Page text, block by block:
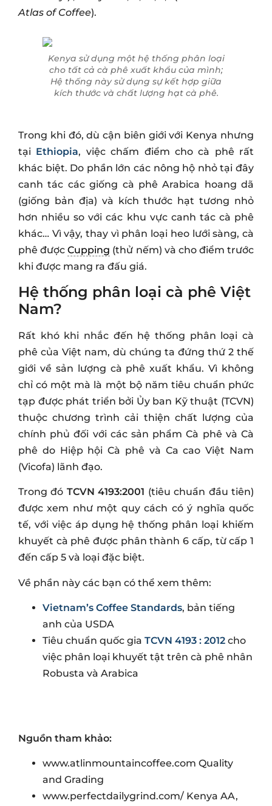
Atlas of Coffee).
Kenya sử dụng một hệ thống phân loại
cho tất cả cà phê xuất khẩu của mình;
Hệ thống này sử dụng sự kết hợp giữa
kích thước và chất lượng hạt cà phê.
Trong khi đó, dù cận biên giới với Kenya nhưng
tại Ethiopia, việc chấm điểm cho cà phê rất
khác biệt. Do phần lớn các nông hộ nhỏ tại đây
canh tác các giống cà phê Arabica hoang dã
(giống bản địa) và kích thước hạt tương nhỏ
hơn nhiều so với các khu vực canh tác cà phê
khác… Vì vậy, thay vì phân loại heo lưới sàng, cà
phê đượcCupping (thử nếm) và cho điểm trước
khi được mang ra đấu giá.
Hệ thống phân loại cà phê Việt
Nam?
Rất khó khi nhắc đến hệ thống phân loại cà
phê của Việt nam, dù chúng ta đứng thứ 2 thế
giới về sản lượng cà phê xuất khẩu. Vì không
chỉ có một mà là một bộ năm tiêu chuẩn phức
tạp được phát triển bởi Ủy ban Kỹ thuật (TCVN)
thuộc chương trình cải thiện chất lượng của
chính phủ đối với các sản phẩm Cà phê và Cà
phê do Hiệp hội Cà phê và Ca cao Việt Nam
(Vicofa) lãnh đạo.
Trong đó TCVN 4193:2001 (tiêu chuẩn đầu tiên)
được xem như một quy cách có ý nghĩa quốc
tế, với việc áp dụng hệ thống phân loại khiếm
khuyết cà phê được phân thành 6 cấp, từ cấp 1
đến cấp 5 và loại đặc biệt.
Về phần này các bạn có thể xem thêm:
Vietnam’s Coffee Standards, bản tiếng
anh của USDA
Tiêu chuẩn quốc gia TCVN 4193 : 2012 cho
việc phân loại khuyết tật trên cà phê nhân
Robusta và Arabica
Nguồn tham khảo:
www.atlinmountaincoffee.com Quality
and Grading
www.perfectdailygrind.com/ Kenya AA,